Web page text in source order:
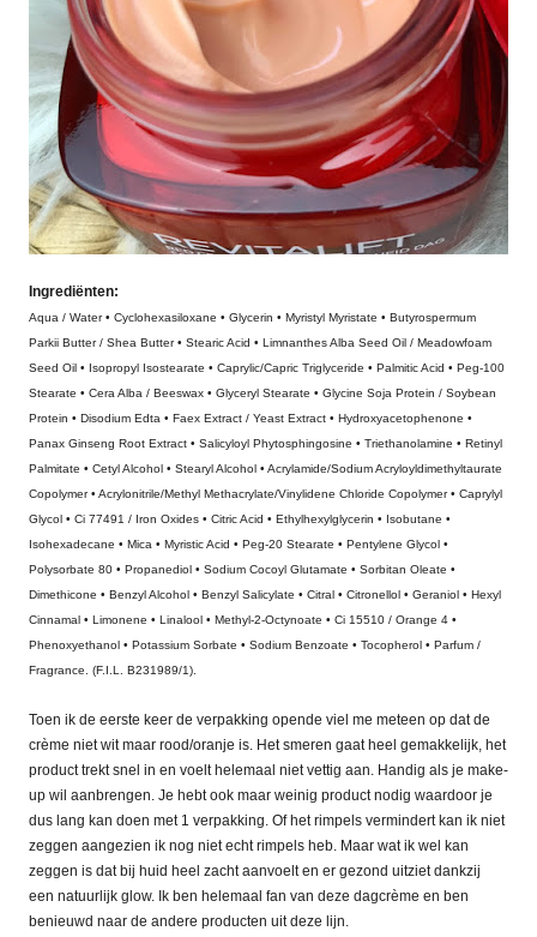
Ingrediënten:
Aqua / Water • Cyclohexasiloxane • Glycerin • Myristyl Myristate • Butyrospermum
Parkii Butter / Shea Butter • Stearic Acid • Limnanthes Alba Seed Oil / Meadowfoam
Seed Oil • Isopropyl Isostearate • Caprylic/Capric Triglyceride • Palmitic Acid • Peg-100
Stearate • Cera Alba / Beeswax • Glyceryl Stearate • Glycine Soja Protein / Soybean
Protein • Disodium Edta • Faex Extract / Yeast Extract • Hydroxyacetophenone •
Panax Ginseng Root Extract • Salicyloyl Phytosphingosine • Triethanolamine • Retinyl
Palmitate • Cetyl Alcohol • Stearyl Alcohol • Acrylamide/Sodium Acryloyldimethyltaurate
Copolymer • Acrylonitrile/Methyl Methacrylate/Vinylidene Chloride Copolymer • Caprylyl
Glycol • Ci 77491 / Iron Oxides • Citric Acid • Ethylhexylglycerin • Isobutane •
Isohexadecane • Mica • Myristic Acid • Peg-20 Stearate • Pentylene Glycol •
Polysorbate 80 • Propanediol • Sodium Cocoyl Glutamate • Sorbitan Oleate •
Dimethicone • Benzyl Alcohol • Benzyl Salicylate • Citral • Citronellol • Geraniol • Hexyl
Cinnamal • Limonene • Linalool • Methyl-2-Octynoate • Ci 15510 / Orange 4 •
Phenoxyethanol • Potassium Sorbate • Sodium Benzoate • Tocopherol • Parfum /
Fragrance. (F.I.L. B231989/1).
Toen ik de eerste keer de verpakking opende viel me meteen op dat de
crème niet wit maar rood/oranje is. Het smeren gaat heel gemakkelijk, het
product trekt snel in en voelt helemaal niet vettig aan. Handig als je make-
up wil aanbrengen. Je hebt ook maar weinig product nodig waardoor je
dus lang kan doen met 1 verpakking. Of het rimpels vermindert kan ik niet
zeggen aangezien ik nog niet echt rimpels heb. Maar wat ik wel kan
zeggen is dat bij huid heel zacht aanvoelt en er gezond uitziet dankzij
een natuurlijk glow. Ik ben helemaal fan van deze dagcrème en ben
benieuwd naar de andere producten uit deze lijn.